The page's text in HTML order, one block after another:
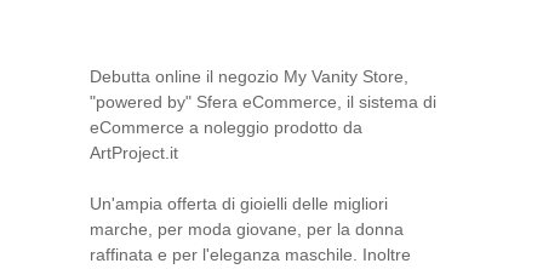
Debutta online il negozio My Vanity Store,
"powered by" Sfera eCommerce, il sistema di
eCommerce a noleggio prodotto da
ArtProject.it
Un'ampia offerta di gioielli delle migliori
marche, per moda giovane, per la donna
raffinata e per l'eleganza maschile. Inoltre